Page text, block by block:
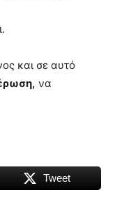
και σε αυτό
να
Tweet